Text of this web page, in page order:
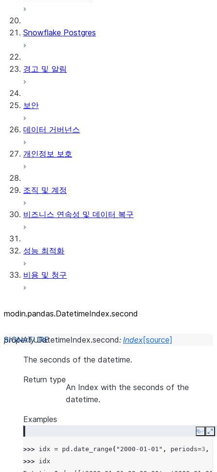
Snowflake Postgres
경고 및 알림
보안
데이터 거버넌스
개인정보 보호
조직 및 계정
비즈니스 연속성 및 데이터 복구
성능 최적화
비용 및 청구
modin.pandas.DatetimeIndex.second
property DatetimeIndex.second: Index[source]
The seconds of the datetime.
Return type
An Index with the seconds of the
datetime.
Examples
Copy
>>> idx = pd . date_range ( "2000-01-01" , periods=3 ,
>>> idx